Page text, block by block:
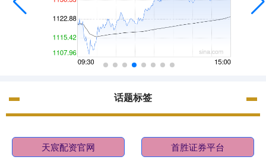
话题标签
天宸配资官网 首胜证券平台